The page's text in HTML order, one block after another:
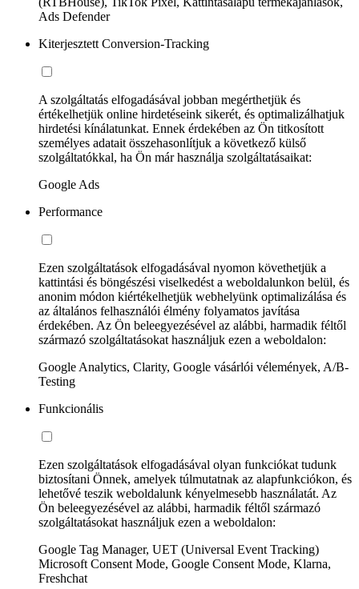
Ads Defender
Kiterjesztett Conversion-Tracking
A szolgáltatás elfogadásával jobban megérthetjük és
értékelhetjük online hirdetéseink sikerét, és optimalizálhatjuk
hirdetési kínálatunkat. Ennek érdekében az Ön titkosított
személyes adatait összehasonlítjuk a következő külső
szolgáltatókkal, ha Ön már használja szolgáltatásaikat:
Google Ads
Performance
Ezen szolgáltatások elfogadásával nyomon követhetjük a
kattintási és böngészési viselkedést a weboldalunkon belül, és
anonim módon kiértékelhetjük webhelyünk optimalizálása és
az általános felhasználói élmény folyamatos javítása
érdekében. Az Ön beleegyezésével az alábbi, harmadik féltől
származó szolgáltatásokat használjuk ezen a weboldalon:
Google Analytics, Clarity, Google vásárlói vélemények, A/B-
Testing
Funkcionális
Ezen szolgáltatások elfogadásával olyan funkciókat tudunk
biztosítani Önnek, amelyek túlmutatnak az alapfunkciókon, és
lehetővé teszik weboldalunk kényelmesebb használatát. Az
Ön beleegyezésével az alábbi, harmadik féltől származó
szolgáltatásokat használjuk ezen a weboldalon:
Google Tag Manager, UET (Universal Event Tracking)
Microsoft Consent Mode, Google Consent Mode, Klarna,
Freshchat